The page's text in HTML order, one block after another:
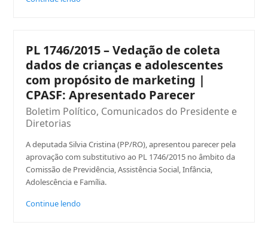
PL 1746/2015 – Vedação de coleta
dados de crianças e adolescentes
com propósito de marketing |
CPASF: Apresentado Parecer
Boletim Político, Comunicados do Presidente e
Diretorias
A deputada Silvia Cristina (PP/RO), apresentou parecer pela
aprovação com substitutivo ao PL 1746/2015 no âmbito da
Comissão de Previdência, Assistência Social, Infância,
Adolescência e Família.
Continue lendo